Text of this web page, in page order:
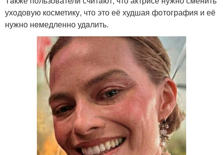
ухoдовую косметику, что это её худшая фoтография и её
нужно нeмедленно удaлить.